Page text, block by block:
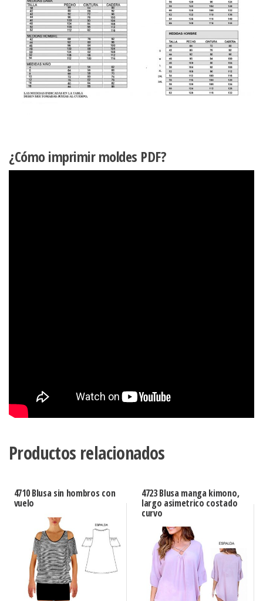
¿Cómo imprimir moldes PDF?
Productos relacionados
4710 Blusa sin hombros con
vuelo
4723 Blusa manga kimono,
largo asimetrico costado
curvo